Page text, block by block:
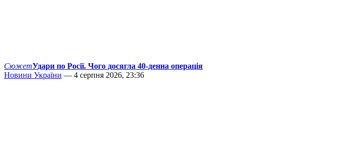
СюжетУдари по Росії. Чого досягла 40-денна операція
Новини України — 4 серпня 2026, 23:36